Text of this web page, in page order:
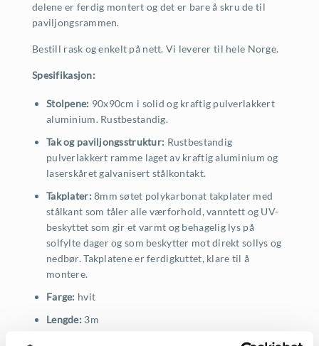
delene er ferdig montert og det er bare å skru de til
paviljongsrammen.
Bestill rask og enkelt på nett. Vi leverer til hele Norge.
Spesifikasjon:
Stolpene: 90x90cm i solid og kraftig pulverlakkert
aluminium. Rustbestandig.
Tak og paviljongsstruktur: Rustbestandig
pulverlakkert ramme laget av kraftig aluminium og
laserskåret galvanisert stålkontakt.
Takplater: 8mm søtet polykarbonat takplater med
stålkant som tåler alle værforhold, vanntett og UV-
beskyttet som gir et varmt og behagelig lys på
solfylte dager og som beskytter mot direkt sollys og
nedbør. Takplatene er ferdigkuttet, klare til å
montere.
Farge: hvit
Lengde:3m